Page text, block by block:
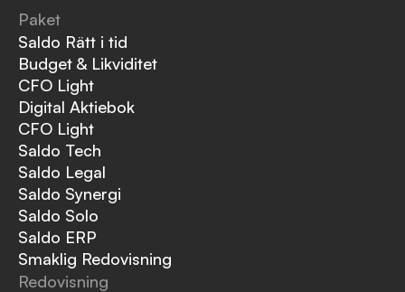
Paket
Saldo Rätt i tid
Budget & Likviditet
CFO Light
Digital Aktiebok
CFO Light
Saldo Tech
Saldo Legal
Saldo Synergi
Saldo Solo
Saldo ERP
Smaklig Redovisning
Redovisning